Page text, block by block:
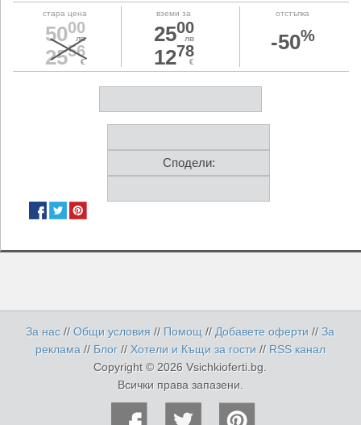
стара цена
5000
лв
2556
€
вземи за
2500
лв
1278
€
отстъпка
-50%
Сподели:
За нас //Общи условия // Помощ // Добавете оферти//За
реклама // Блог // Хотели и Къщи за гости // RSS канал
Copyright © 2026 Vsichkioferti.bg.
Всички права запазени.